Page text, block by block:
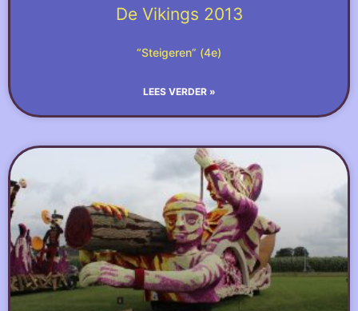
De Vikings 2013
“Steigeren” (4e)
LEES VERDER »